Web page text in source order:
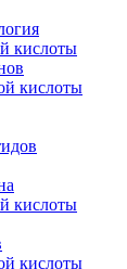
кислоты
кислоты
кислоты
кислоты